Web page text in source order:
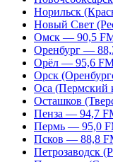
Норильск
Новый Свет
Омск — 90,5
Оренбург —
Орёл — 95,6
Орск
Оса (Пермский
Осташков
Пенза — 94,7
Пермь — 95,0
Псков — 88,8
Петрозаводск